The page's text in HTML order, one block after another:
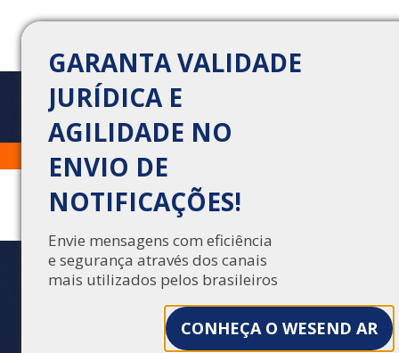
GARANTA VALIDADE
JURÍDICA E
AGILIDADE NO
ENVIO DE
NOTIFICAÇÕES!
Envie mensagens com eficiência
e segurança através dos canais
mais utilizados pelos brasileiros
CONHEÇA O WESEND AR
Trabalhe Conosco Central de Vendas
POR QUE É IMPORTANTE
ESTRUTURAR AS AÇÕES
DE E-MAIL
TRANSACIONAL?
Deixar o e-mail transacional de fora da sua
estratégia ou mesmo negligenciar sua aplicação
pode impactar diretamente nos resultados da
organização. Conheça sua real importância e